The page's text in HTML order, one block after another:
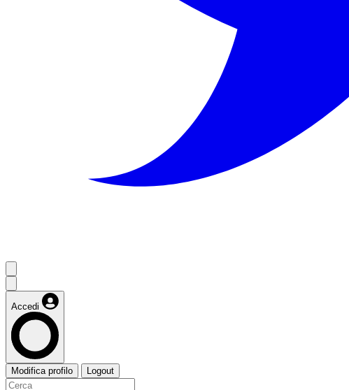
Accedi
Modifica profilo Logout